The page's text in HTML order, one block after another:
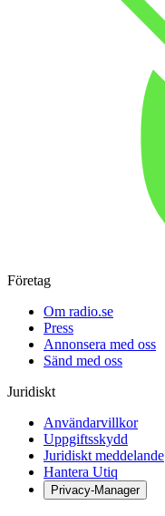
Företag
Om radio.se
Press
Annonsera med oss
Sänd med oss
Juridiskt
Användarvillkor
Uppgiftsskydd
Juridiskt meddelande
Hantera Utiq
Privacy-Manager